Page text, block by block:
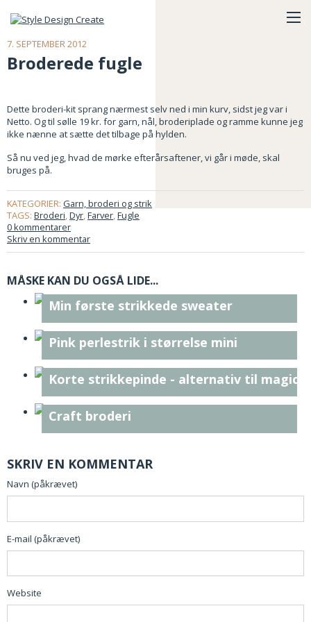
7. SEPTEMBER 2012
Broderede fugle
Dette broderi-kit sprang nærmest selv ned i min kurv, sidst jeg var i
Netto. Og til sølle 19 kr. for garn, nål, broderiplade og ramme kunne jeg
ikke nænne at sætte det tilbage på hylden.
Så nu ved jeg, hvad de mørke efterårsaftener, vi går i møde, skal
bruges på.
KATEGORIER: Garn, broderi og strik
TAGS: Broderi,Dyr,Farver,Fugle
0 kommentarer
Skriv en kommentar
MÅSKE KAN DU OGSÅ LIDE...
Min første strikkede sweater
Pink perlestrik i størrelse mini
Korte strikkepinde - alternativ til magic
Craft broderi
SKRIV EN KOMMENTAR
Navn (påkrævet)
E-mail (påkrævet)
Website